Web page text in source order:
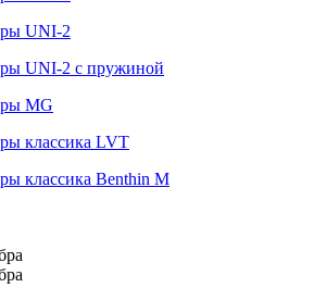
UNI-2
UNI-2 с пружиной
MG
классика LVT
классика Benthin M